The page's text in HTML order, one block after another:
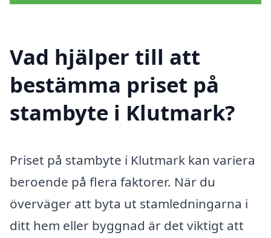
Vad hjälper till att
bestämma priset på
stambyte i Klutmark?
Priset på stambyte i Klutmark kan variera
beroende på flera faktorer. När du
överväger att byta ut stamledningarna i
ditt hem eller byggnad är det viktigt att